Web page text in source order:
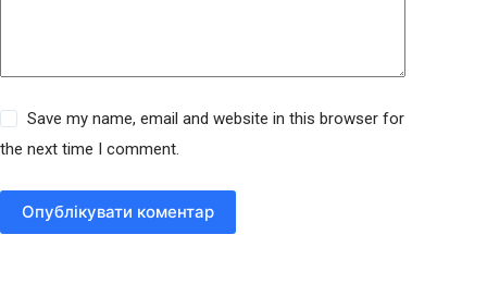
Save my name, email and website in this browser for
the next time I comment.
Опублікувати коментар